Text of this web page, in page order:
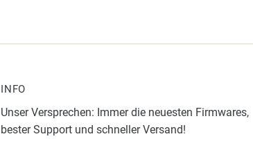
INFO
Unser Versprechen: Immer die neuesten Firmwares,
bester Support und schneller Versand!